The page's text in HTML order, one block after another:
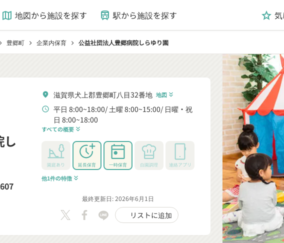
map 地図から施設を探す train 駅から施設を探す grade
chevron_right 豊郷町 chevron_right 企業内保育 chevron_right 公益社団法人豊郷病院しらゆり園
し
location_on 滋賀県犬上郡豊郷町八目32番地 地図 keyboard_double_arrow_down
schedule 平日 8:00~18:00 土曜 8:00~15:00 日曜・祝
日 8:00~18:00
すべての概要 keyboard_double_arrow_down
園庭あり 延長保育 一時保育 自園調理 連絡アプリ
他1件の特徴 keyboard_double_arrow_down
最終更新日: 2026年6月1日
リストに追加